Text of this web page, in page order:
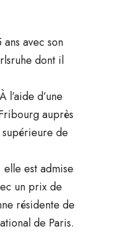
avec son
dont il
d’une
auprès
de
elle est admise
un prix de
résidente de
de Paris.